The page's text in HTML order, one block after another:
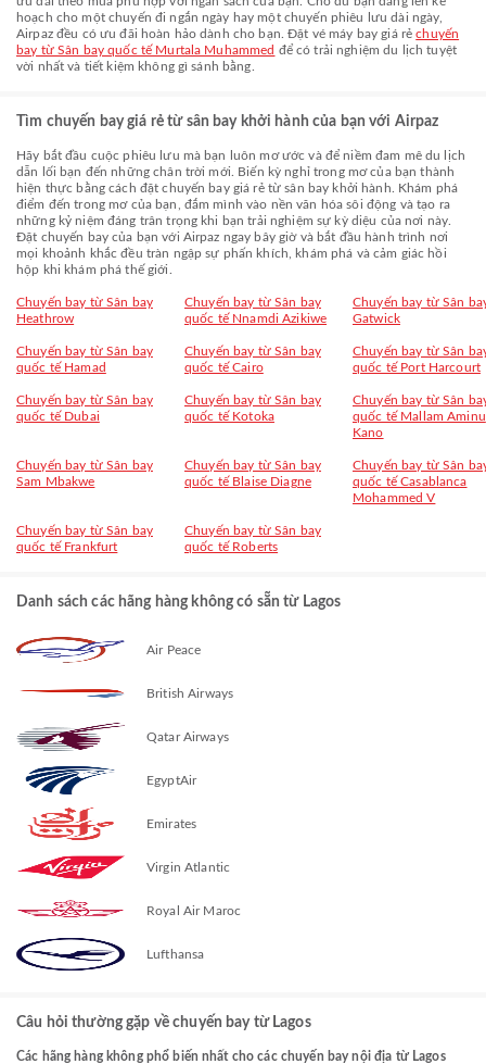
hoạch cho một chuyến đi ngắn ngày hay một chuyến phiêu lưu dài ngày,
Airpaz đều có ưu đãi hoàn hảo dành cho bạn. Đặt vé máy bay giá rẻchuyến
bay từ Sân bay quốc tế Murtala Muhammed để có trải nghiệm du lịch tuyệt
vời nhất và tiết kiệm không gì sánh bằng.
Tìm chuyến bay giá rẻ từ sân bay khởi hành của bạn với Airpaz
Hãy bắt đầu cuộc phiêu lưu mà bạn luôn mơ ước và để niềm đam mê du lịch
dẫn lối bạn đến những chân trời mới. Biến kỳ nghỉ trong mơ của bạn thành
hiện thực bằng cách đặt chuyến bay giá rẻ từ sân bay khởi hành. Khám phá
điểm đến trong mơ của bạn, đắm mình vào nền văn hóa sôi động và tạo ra
những kỷ niệm đáng trân trọng khi bạn trải nghiệm sự kỳ diệu của nơi này.
Đặt chuyến bay của bạn với Airpaz ngay bây giờ và bắt đầu hành trình nơi
mọi khoảnh khắc đều tràn ngập sự phấn khích, khám phá và cảm giác hồi
hộp khi khám phá thế giới.
Chuyến bay từ Sân bay
Heathrow
Chuyến bay từ Sân bay
quốc tế Nnamdi Azikiwe
Chuyến bay từ Sân
Gatwick
Chuyến bay từ Sân bay
quốc tế Hamad
Chuyến bay từ Sân bay
quốc tế Cairo
Chuyến bay từ Sân
quốc tế Port Harcourt
Chuyến bay từ Sân bay
quốc tế Dubai
Chuyến bay từ Sân bay
quốc tế Kotoka
Chuyến bay từ Sân
quốc tế Mallam Aminu
Kano
Chuyến bay từ Sân bay
Sam Mbakwe
Chuyến bay từ Sân bay
quốc tế Blaise Diagne
Chuyến bay từ Sân
quốc tế Casablanca
Mohammed V
Chuyến bay từ Sân bay
quốc tế Frankfurt
Chuyến bay từ Sân bay
quốc tế Roberts
Danh sách các hãng hàng không có sẵn từ Lagos
Air Peace
British Airways
Qatar Airways
EgyptAir
Emirates
Virgin Atlantic
Royal Air Maroc
Lufthansa
Câu hỏi thường gặp về chuyến bay từ Lagos
Các hãng hàng không phổ biến nhất cho các chuyến bay nội địa từ Lagos